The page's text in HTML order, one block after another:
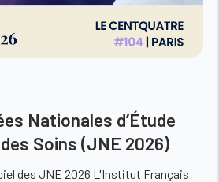
Nationales d’Étude
Soins (JNE 2026)
des JNE 2026 L'Institut Français